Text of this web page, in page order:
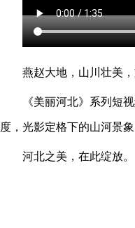
燕赵大地，山川壮美，
《美丽河北》系列短
度，光影定格下的山河景象
河北之美，在此绽放。